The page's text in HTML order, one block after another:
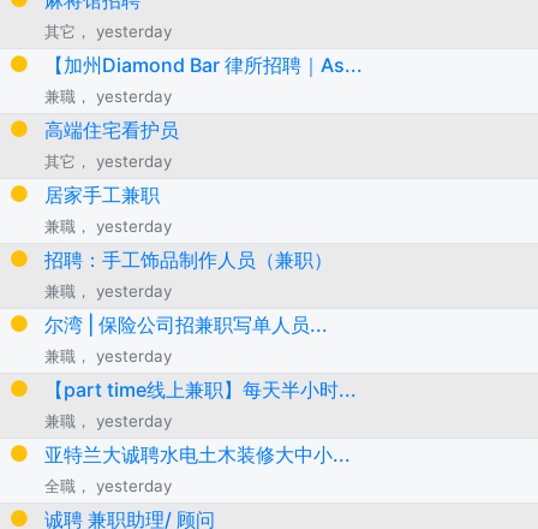
其它， yesterday
【加州Diamond Bar 律所招聘｜As...
兼職， yesterday
高端住宅看护员
其它， yesterday
居家手工兼职
兼職， yesterday
招聘：手工饰品制作人员（兼职）
兼職， yesterday
尔湾 | 保险公司招兼职写单人员...
兼職， yesterday
【part time线上兼职】每天半小时...
兼職， yesterday
亚特兰大诚聘水电土木装修大中小...
全職， yesterday
诚聘 兼职助理/ 顾问